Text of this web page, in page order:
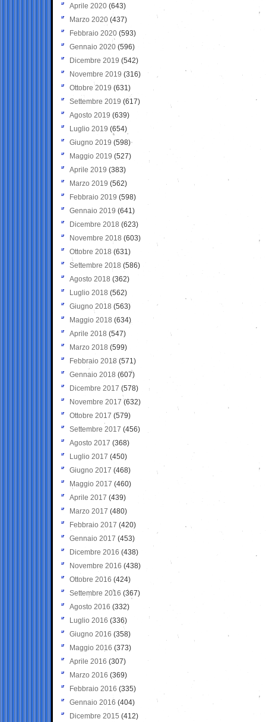
Aprile 2020 (643)
Marzo 2020 (437)
Febbraio 2020 (593)
Gennaio 2020 (596)
Dicembre 2019 (542)
Novembre 2019 (316)
Ottobre 2019 (631)
Settembre 2019 (617)
Agosto 2019 (639)
Luglio 2019 (654)
Giugno 2019 (598)
Maggio 2019 (527)
Aprile 2019 (383)
Marzo 2019 (562)
Febbraio 2019 (598)
Gennaio 2019 (641)
Dicembre 2018 (623)
Novembre 2018 (603)
Ottobre 2018 (631)
Settembre 2018 (586)
Agosto 2018 (362)
Luglio 2018 (562)
Giugno 2018 (563)
Maggio 2018 (634)
Aprile 2018 (547)
Marzo 2018 (599)
Febbraio 2018 (571)
Gennaio 2018 (607)
Dicembre 2017 (578)
Novembre 2017 (632)
Ottobre 2017 (579)
Settembre 2017 (456)
Agosto 2017 (368)
Luglio 2017 (450)
Giugno 2017 (468)
Maggio 2017 (460)
Aprile 2017 (439)
Marzo 2017 (480)
Febbraio 2017 (420)
Gennaio 2017 (453)
Dicembre 2016 (438)
Novembre 2016 (438)
Ottobre 2016 (424)
Settembre 2016 (367)
Agosto 2016 (332)
Luglio 2016 (336)
Giugno 2016 (358)
Maggio 2016 (373)
Aprile 2016 (307)
Marzo 2016 (369)
Febbraio 2016 (335)
Gennaio 2016 (404)
Dicembre 2015 (412)